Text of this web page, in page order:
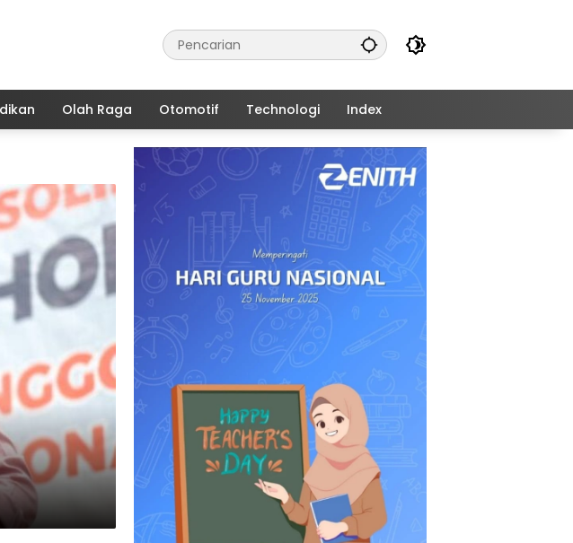
Olah Raga Otomotif Technologi Index